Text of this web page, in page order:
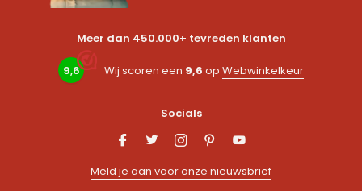
Meer dan 450.000+ tevreden klanten
9,6 Wij scoren een 9,6 op Webwinkelkeur
Socials
Meld je aan voor onze nieuwsbrief